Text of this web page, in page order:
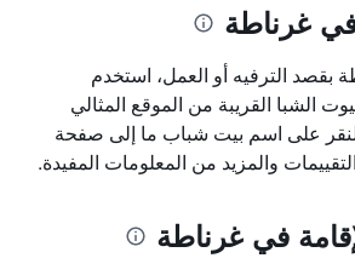
في غرناطة
بقصد الترفيه أو العمل، استخدم
الشبا القريبة من الموقع المثالي
على اسم بيت شباب ما إلى صفحة
والمزيد من المعلومات المفيدة.
في غرناطة